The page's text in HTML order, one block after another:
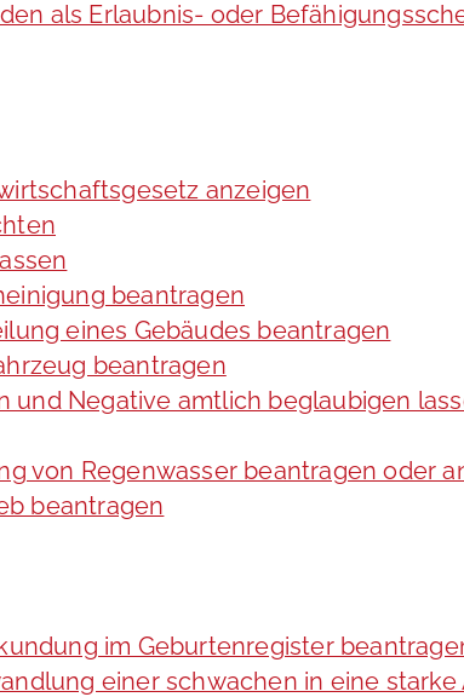
als Erlaubnis- oder
anzeigen
beantragen
eines Gebäudes beantragen
beantragen
Negative amtlich beglaubigen
von Regenwasser beantragen oder
beantragen
im Geburtenregister
einer schwachen in eine starke